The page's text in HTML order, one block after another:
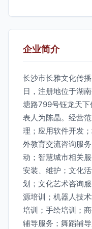
企业简介
长沙市长雅文化传
日，注册地位于湖
塘路799号钰龙天
表人为陈晶。经营
理；应用软件开发
外教育交流咨询服
动；智慧城市相关
安装、维护；文化
划；文化艺术咨询
源培训；机器人技
培训；手绘培训；
辅导服务；舞蹈辅